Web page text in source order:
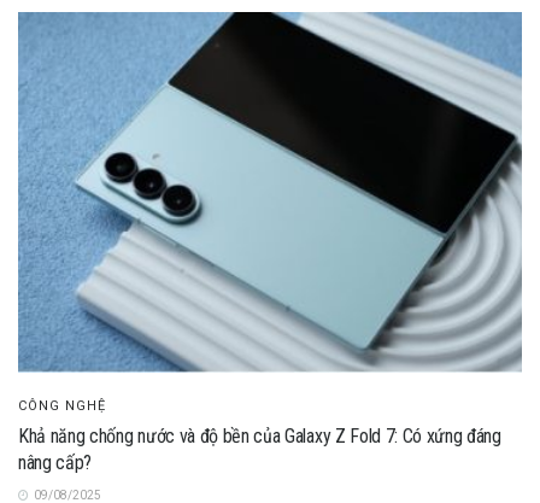
CÔNG NGHỆ
Khả năng chống nước và độ bền của Galaxy Z Fold 7: Có xứng đáng
nâng cấp?
09/08/2025